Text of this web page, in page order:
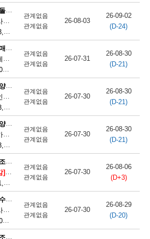
[장애인 돌봄 종사원]
집
| 충청북도 단양군 단양읍 삼봉로 233
관계없음
관계없음
26-08-03
26-09-02
(D-24)
[상점 판매원]
관계없음
관계없음
26-07-31
26-08-30
(D-21)
[재가 요양보호사]
집
| 충청북도 단양군 대강면 대강로 71
관계없음
관계없음
26-07-30
26-08-30
(D-21)
[재가 요양보호사]
모집
| 충청북도 단양군 영춘면 별방창원로 417
관계없음
관계없음
26-07-30
26-08-30
(D-21)
[기타 제조 관련 단순 종사원]
] [주식회사 에스피네이처] (주)에스피네이처 생
| 충청북도 단양군 매포읍 매포농공단지로 260-19
관계없음
관계없음
26-07-30
26-08-06
(D+3)
[건물 보수원 및 영선원(아파트 기계·전기 시설관리 제외)]
집
관계없음
관계없음
26-07-30
26-08-29
(D-20)
[기타 제조 관련 단순 종사원]